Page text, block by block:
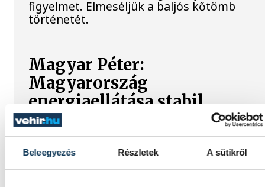
Beleegyezés Részletek A sütikről
figyelmet. Elmeséljük a baljós kőtömb
történetét.
Magyar Péter:
Magyarország
energiaellátása stabil
Jelenleg stabil Magyarország
munkatársai azon dolgoznak, hogy az
utolsó még termelő turbina hibamentesen